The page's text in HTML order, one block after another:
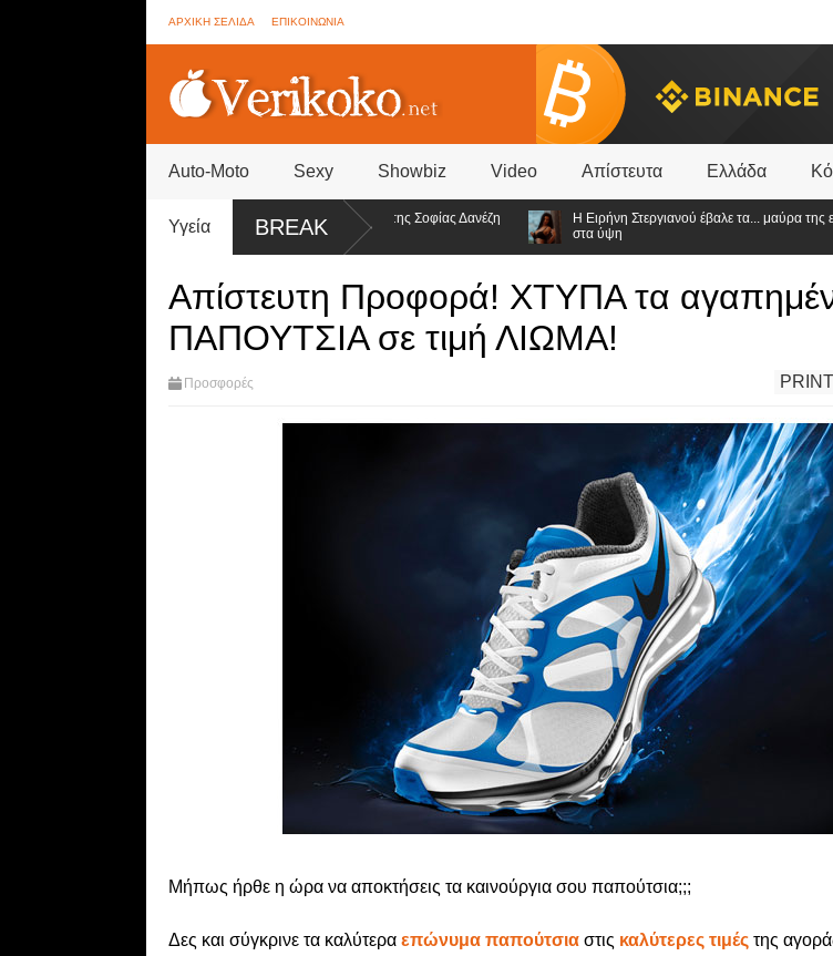
ΑΡΧΙΚΗ ΣΕΛΙΔΑ ΕΠΙΚΟΙΝΩΝΙΑ
Auto-Moto Sexy Showbiz Video Απίστευτα Ελλάδα
Υγεία BREAK
Big Brother - Συνεννοήσεις για ψηφοφορίες από την ομάδα της Σοφίας Δανέζη
Η Ειρήνη Στεργιανού έβαλε τα... μαύρα της
στα ύψη
Απίστευτη Προφορά! ΧΤΥΠΑ τα
ΠΑΠΟΥΤΣΙΑ σε τιμή ΛΙΩΜΑ!
Προσφορές PRINT
Μήπως ήρθε η ώρα να αποκτήσεις τα καινούργια σου παπούτσια;;;
Δες και σύγκρινε τα καλύτερα επώνυμα παπούτσια στις καλύτερες τιμές της